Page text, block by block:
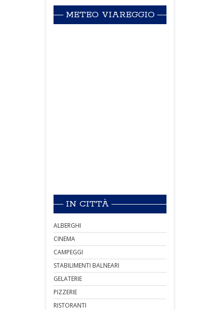
METEO VIAREGGIO
IN CITTÀ
ALBERGHI
CINEMA
CAMPEGGI
STABILIMENTI BALNEARI
GELATERIE
PIZZERIE
RISTORANTI